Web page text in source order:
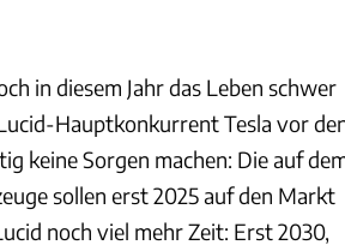
in diesem Jahr das Leben schwer
Hauptkonkurrent Tesla vor
keine Sorgen machen: Die auf
sollen erst 2025 auf den Markt
noch viel mehr Zeit: Erst 2030,